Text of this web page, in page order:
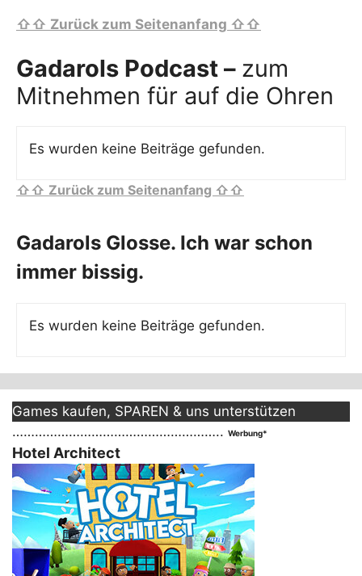
⇧⇧ Zurück zum Seitenanfang ⇧⇧
Gadarols Podcast – zum
Mitnehmen für auf die Ohren
Es wurden keine Beiträge gefunden.
⇧⇧ Zurück zum Seitenanfang ⇧⇧
Gadarols Glosse. Ich war schon
immer bissig.
Es wurden keine Beiträge gefunden.
Games kaufen, SPAREN & uns unterstützen
……………………………………………….. Werbung*
Hotel Architect